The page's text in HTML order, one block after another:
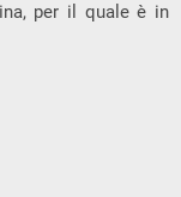
per il quale è in